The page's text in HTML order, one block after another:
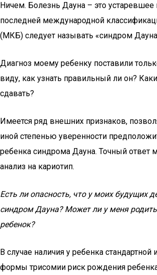
Ничем. Болезнь Дауна – это устаревшее
последней международной
(МКБ) следует называть «синдром
Диагноз моему ребенку поставили
виду, как узнать правильный ли он?
сдавать?
Имеется ряд внешних признаков,
иной степенью уверенности
ребенка синдрома Дауна. Точный ответ
анализ на кариотип.
Есть ли опасность, что у моих будущих
синдром Дауна? Может ли у меня
ребенок?
В случае наличия у ребенка стандартной
формы трисомии риск рождения